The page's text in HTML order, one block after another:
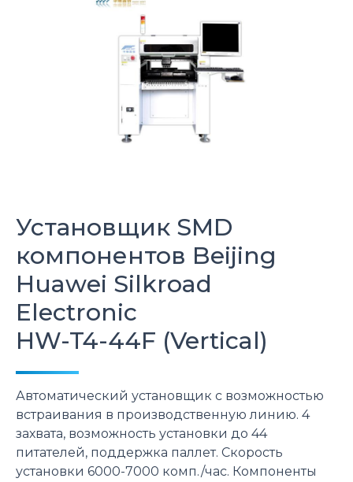
Установщик SMD
компонентов Beijing
Huawei Silkroad
Electronic
HW-T4-44F (Vertical)
Автоматический установщик с возможностью
встраивания в производственную линию. 4
захвата, возможность установки до 44
питателей, поддержка паллет. Скорость
установки 6000-7000 комп./час. Компоненты